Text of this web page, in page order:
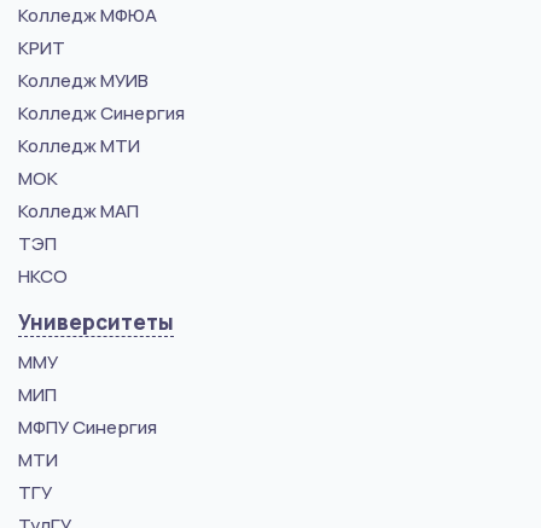
Колледж МФЮА
КРИТ
Колледж МУИВ
Колледж Синергия
Колледж МТИ
МОК
Колледж МАП
ТЭП
НКСО
Университеты
ММУ
МИП
МФПУ Синергия
МТИ
ТГУ